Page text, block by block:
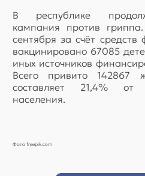
В республике
кампания против
сентября за счёт
вакцинировано 67085
иных источников
Всего привито 142867
составляет 21,4% от
населения.
Фото freepik.com